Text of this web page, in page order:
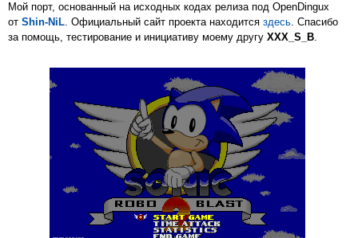
Мой порт, основанный на исходных кодах релиза под OpenDingux
от Shin-NiL. Официальный сайт проекта находится здесь. Спасибо
за помощь, тестирование и инициативу моему другу XXX_S_B.